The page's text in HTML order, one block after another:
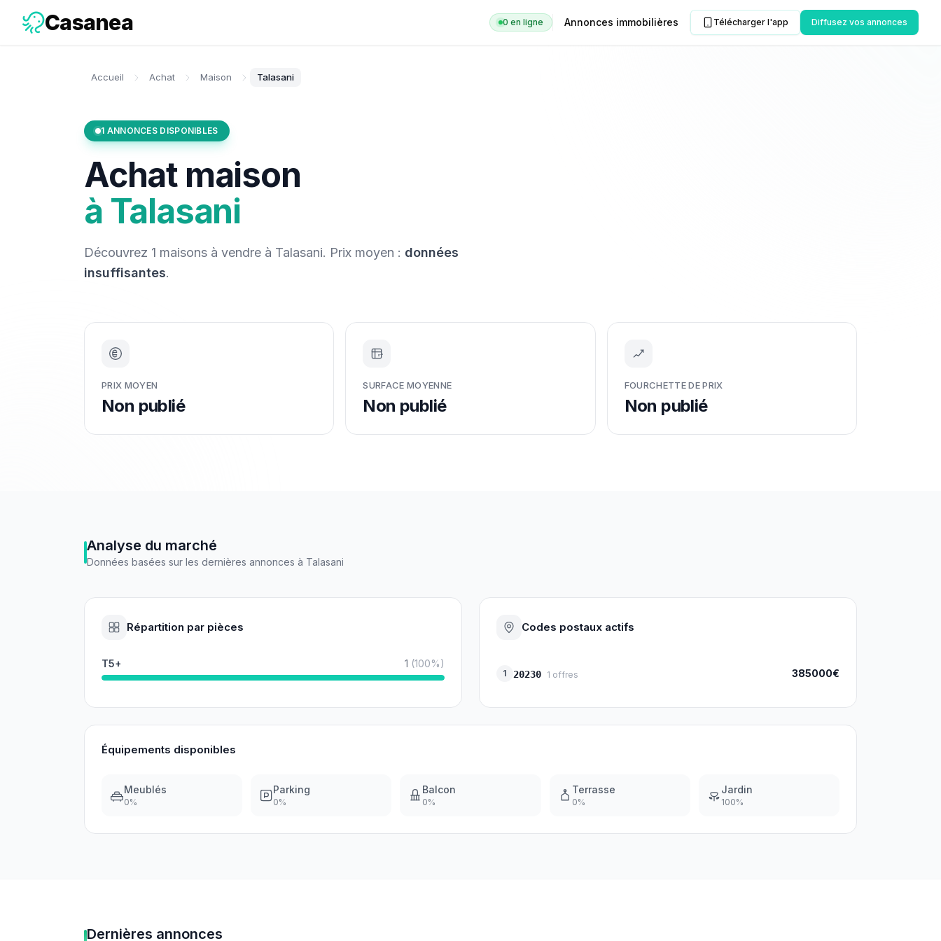
Casanea 0 en ligne Annonces immobilières Télécharger l'app Diffusez vos annonces
Accueil Achat Maison Talasani
1 ANNONCES DISPONIBLES
Achat maison
à Talasani
Découvrez 1 maisons à vendre à Talasani. Prix moyen : données
insuffisantes.
PRIX MOYEN
Non publié
m²
SURFACE MOYENNE
Non publié
FOURCHETTE DE PRIX
Non publié
Analyse du marché
Données basées sur les dernières annonces à Talasani
Répartition par pièces
T5+ 1 (100%)
Codes postaux actifs
1 20230 1 offres 385000€
Équipements disponibles
Meublés
0%
Parking
0%
Balcon
0%
Terrasse
0%
Jardin
100%
Dernières annonces